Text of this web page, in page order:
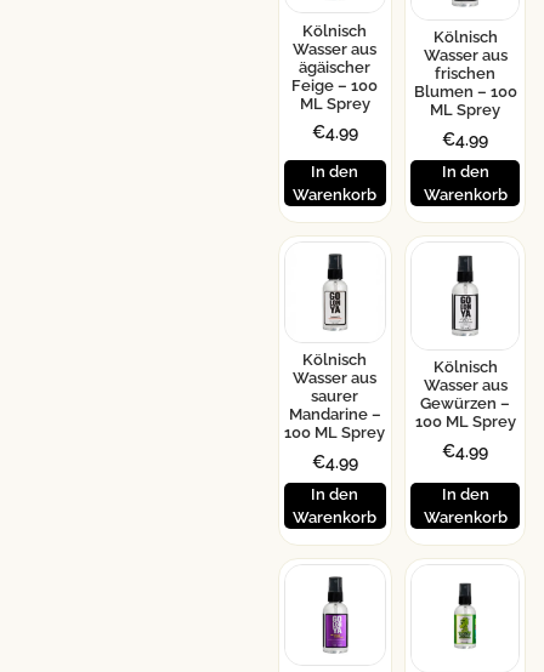
Kölnisch
Wasser aus
ägäischer
Feige – 100
ML Sprey
€4.99
In den
Warenkorb
Kölnisch
Wasser aus
frischen
Blumen – 100
ML Sprey
€4.99
In den
Warenkorb
Kölnisch
Wasser aus
saurer
Mandarine –
100 ML Sprey
€4.99
In den
Warenkorb
Kölnisch
Wasser aus
Gewürzen –
100 ML Sprey
€4.99
In den
Warenkorb